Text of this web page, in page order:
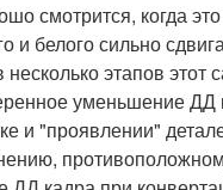
смотрится, когда
и белого сильно
этапов
уменьшение ДД
и "проявлении"